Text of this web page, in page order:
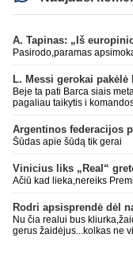
Pasirodo,paramas
Beje ta pati Barca siais
pagaliau taikytis i
Šūdas apie šūdą tik gerai
Vinicius liks „Real“
Ačiū kad lieka,nereiks
Rodri apsisprendė dėl
Nu čia realui bus
gerus žaidėjus...kolkas ne